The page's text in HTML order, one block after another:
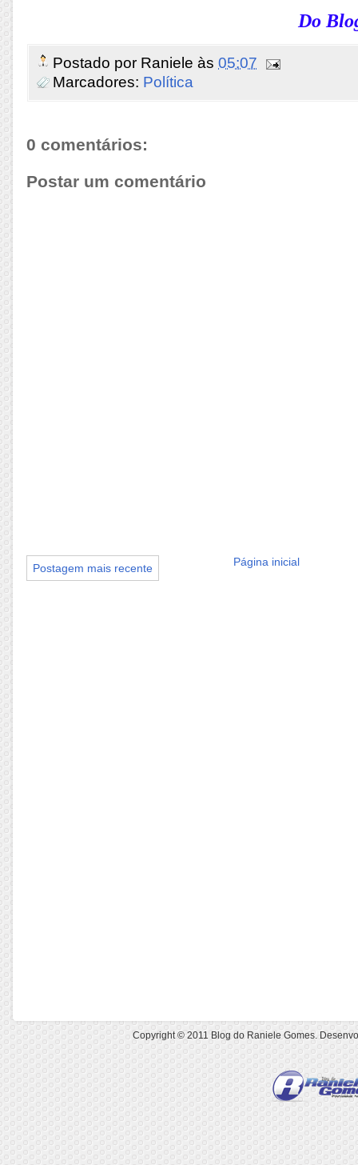
Do
Postado por Raniele às 05:07
Marcadores: Política
0 comentários:
Postar um comentário
Postagem mais recente Página inicial
Copyright © 2011Blog do Raniele Gomes.